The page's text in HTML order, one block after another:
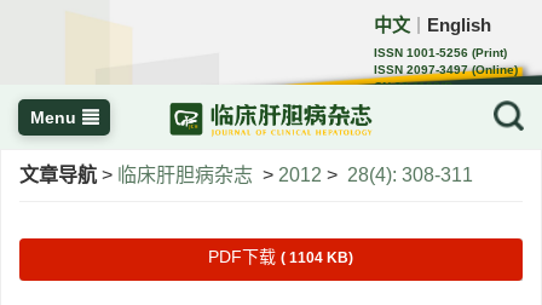
中文 English
ISSN 1001-5256 (Print)
ISSN 2097-3497 (Online)
CN 22-1108/R
Menu
文章导航 > 临床肝胆病杂志 > 2012 > 28(4): 308-311
PDF下载 ( 1104 KB)